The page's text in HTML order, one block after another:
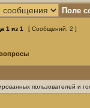
Поле
1 из 1 [ Сообщений: 2 ]
пользователей и